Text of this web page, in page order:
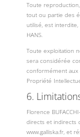
Toute
tout ou partie des
utilisé, est interdite,
HANS.
Toute exploitation
sera considérée
conformément aux
Propriété
6.
Florence
directs et indirects
www.galliska.fr, et